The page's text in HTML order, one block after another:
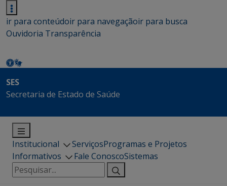
ir para conteúdoir para navegaçãoir para busca
Ouvidoria Transparência
SES
Secretaria de Estado de Saúde
Institucional ServiçosProgramas e Projetos
Informativos
Fale ConoscoSistemas
Pesquisar
por: